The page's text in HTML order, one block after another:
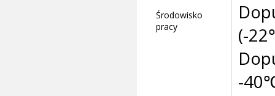
Środowisko
pracy
(-
-